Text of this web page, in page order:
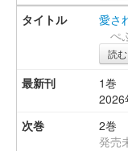
愛さ
ぺ
読む
1巻
2026
2巻
発売